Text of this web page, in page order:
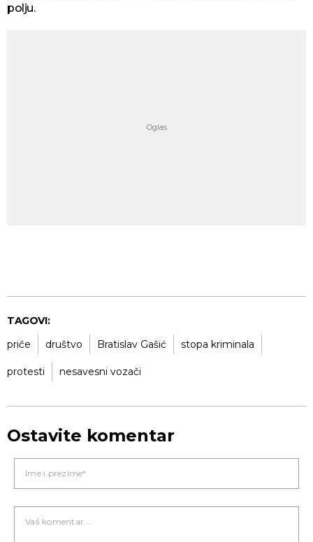
polju.
TAGOVI:
priče
društvo Bratislav Gašić stopa kriminala
protesti nesavesni vozači
Ostavite komentar